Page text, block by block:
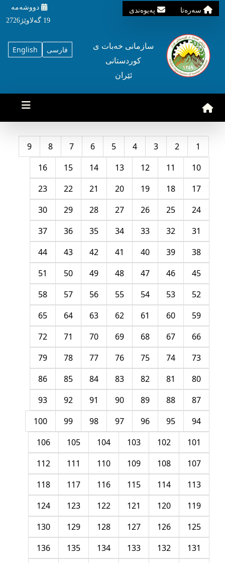
سه‌ره‌تا په‌یوه‌ندی
دووشه‌مه‌‌
19 گه‌لاوێژ2726
English فارسی
سازمانی خه‌بات ی
کوردستانی
ئێران
1
2
3
4
5
6
7
8
9
10
11
12
13
14
15
16
17
18
19
20
21
22
23
24
25
26
27
28
29
30
31
32
33
34
35
36
37
38
39
40
41
42
43
44
45
46
47
48
49
50
51
52
53
54
55
56
57
58
59
60
61
62
63
64
65
66
67
68
69
70
71
72
73
74
75
76
77
78
79
80
81
82
83
84
85
86
87
88
89
90
91
92
93
94
95
96
97
98
99
100
101
102
103
104
105
106
107
108
109
110
111
112
113
114
115
116
117
118
119
120
121
122
123
124
125
126
127
128
129
130
131
132
133
134
135
136